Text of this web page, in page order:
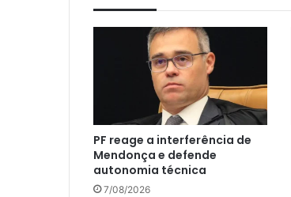
PF reage a interferência de
Mendonça e defende
autonomia técnica
7/08/2026